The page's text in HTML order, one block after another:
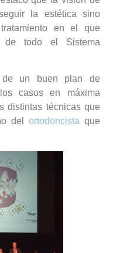
la estética sino
en el que
de todo el Sistema
de un buen plan de
casos en máxima
distintas técnicas que
del ortodoncista que